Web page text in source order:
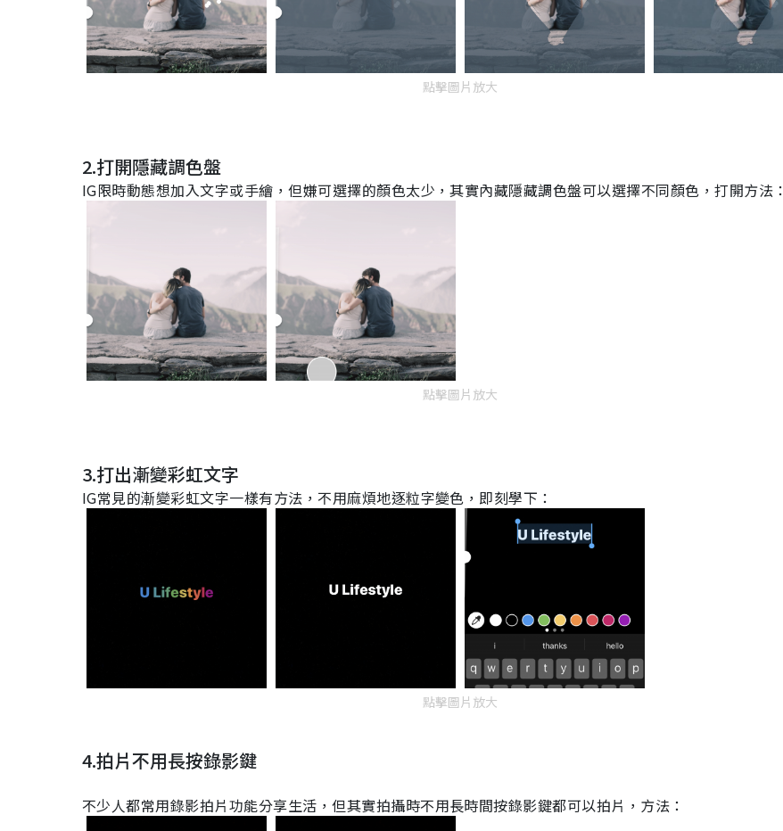
點擊圖片放大
2.打開隱藏調色盤
IG限時動態想加入文字或手繪，但嫌可選擇的顏色太少，其實內藏隱藏調色盤可以選擇不同顏色，打開方法：
點擊圖片放大
3.打出漸變彩虹文字
IG常見的漸變彩虹文字一樣有方法，不用麻煩地逐粒字變色，即刻學下：
點擊圖片放大
4.拍片不用長按錄影鍵
不少人都常用錄影拍片功能分享生活，但其實拍攝時不用長時間按錄影鍵都可以拍片，方法：